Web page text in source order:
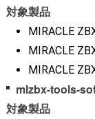
対象製品
MIRACLE
MIRACLE
MIRACLE
mlzbx-tools-
対象製品